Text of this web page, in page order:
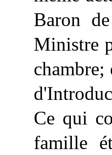
Baron
Ministre
chambre;
Ce qui
famille